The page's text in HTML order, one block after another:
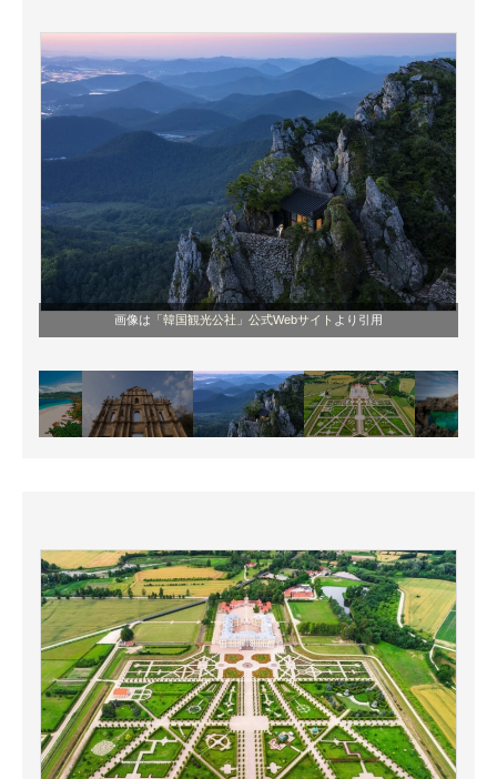
画像は 「韓国観光公社」公式Webサイト より引用